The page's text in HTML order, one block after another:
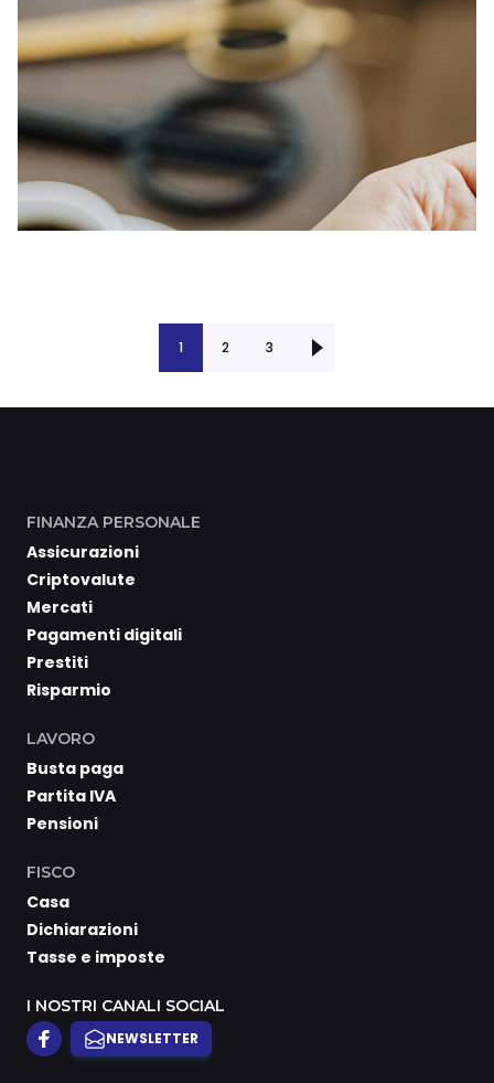
1 2 3
Successiva ›
FINANZA PERSONALE
Assicurazioni
Criptovalute
Mercati
Pagamenti digitali
Prestiti
Risparmio
LAVORO
Busta paga
Partita IVA
Pensioni
FISCO
Casa
Dichiarazioni
Tasse e imposte
I NOSTRI CANALI SOCIAL
NEWSLETTER